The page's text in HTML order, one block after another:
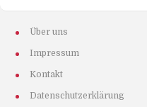
Über uns
Impressum
Kontakt
Datenschutzerklärung